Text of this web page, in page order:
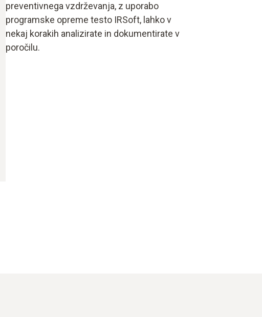
preventivnega vzdrževanja, z uporabo
programske opreme testo IRSoft, lahko v
nekaj korakih analizirate in dokumentirate v
poročilu.